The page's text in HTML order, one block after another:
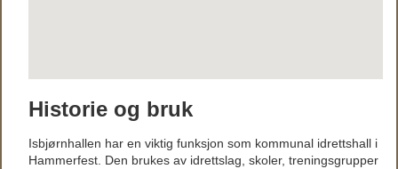
Historie og bruk
Isbjørnhallen har en viktig funksjon som kommunal idrettshall i
Hammerfest. Den brukes av idrettslag, skoler, treningsgrupper